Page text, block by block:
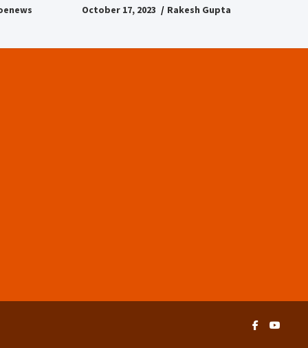
October 17, 2023 Rakesh Gupta